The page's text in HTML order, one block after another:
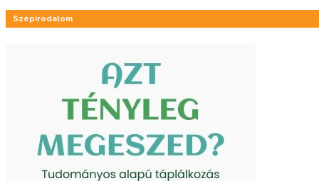
Szépirodalom